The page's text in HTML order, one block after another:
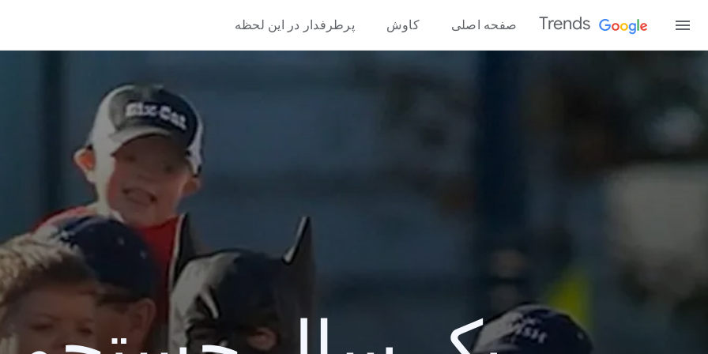
Trends صفحه اصلی کاوش پرطرفدار در این لحظه